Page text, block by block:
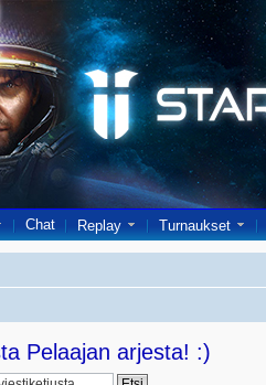
Chat Replay Turnaukset
Pelaajan arjesta! :)